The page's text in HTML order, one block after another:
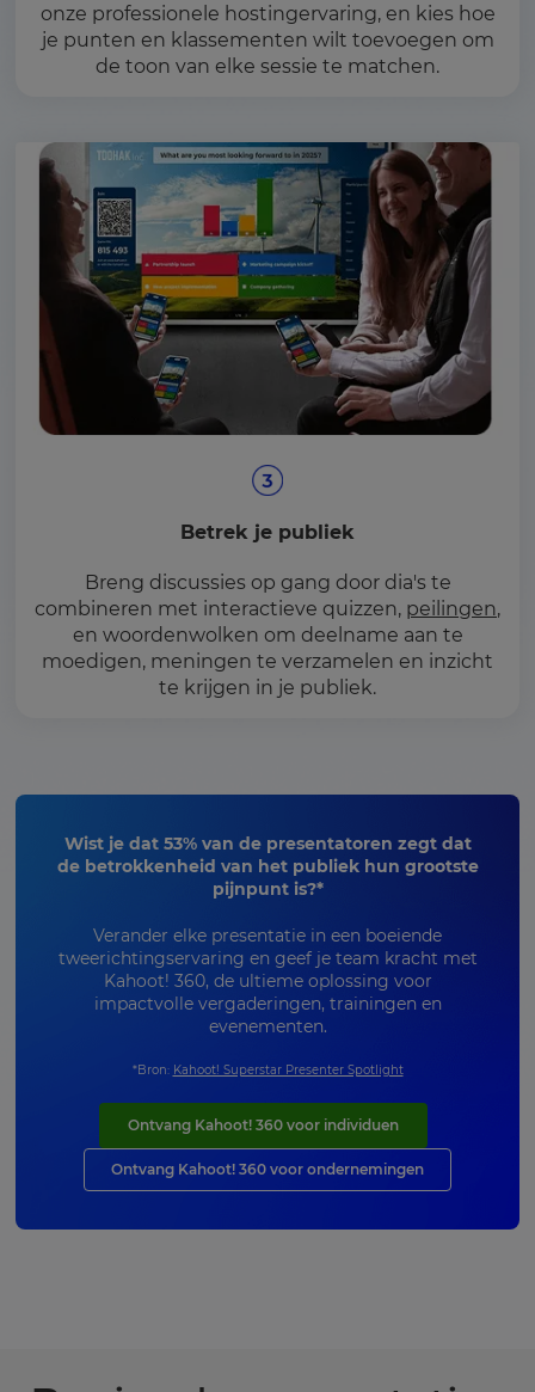
onze professionele hostingervaring, en kies hoe
je punten en klassementen wilt toevoegen om
de toon van elke sessie te matchen.
Betrek je publiek
Breng discussies op gang door dia's te
combineren met interactieve quizzen, peilingen,
en woordenwolken om deelname aan te
moedigen, meningen te verzamelen en inzicht
te krijgen in je publiek.
Wist je dat 53% van de presentatoren zegt dat
de betrokkenheid van het publiek hun grootste
pijnpunt is?*
Verander elke presentatie in een boeiende
tweerichtingservaring en geef je team kracht met
Kahoot! 360, de ultieme oplossing voor
impactvolle vergaderingen, trainingen en
evenementen.
*Bron: Kahoot! Superstar Presenter Spotlight
Ontvang Kahoot! 360 voor individuen
Ontvang Kahoot! 360 voor ondernemingen